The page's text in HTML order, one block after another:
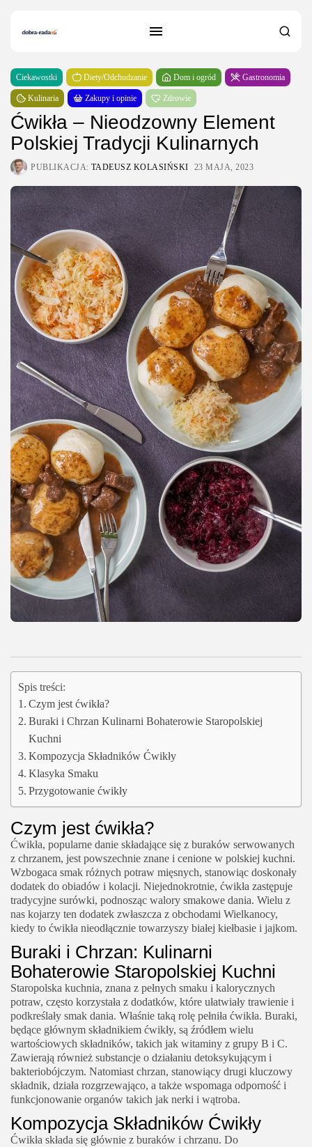
Ciekawostki Diety/Odchudzanie Dom i ogród Gastronomia
Kulinaria Zakupy i opinie Zdrowie
Ćwikła – Nieodzowny Element
Polskiej Tradycji Kulinarnych
PUBLIKACJA: TADEUSZ KOLASIŃSKI 23 MAJA, 2023
Spis treści:
Czym jest ćwikła?
Buraki i Chrzan Kulinarni Bohaterowie Staropolskiej
Kuchni
Kompozycja Składników Ćwikły
Klasyka Smaku
Przygotowanie ćwikły
Czym jest ćwikła?
Ćwikła, popularne danie składające się z buraków serwowanych
z chrzanem, jest powszechnie znane i cenione w polskiej kuchni.
Wzbogaca smak różnych potraw mięsnych, stanowiąc doskonały
dodatek do obiadów i kolacji. Niejednokrotnie, ćwikła zastępuje
tradycyjne surówki, podnosząc walory smakowe dania. Wielu z
nas kojarzy ten dodatek zwłaszcza z obchodami Wielkanocy,
kiedy to ćwikła nieodłącznie towarzyszy białej kiełbasie i jajkom.
Buraki i Chrzan: Kulinarni
Bohaterowie Staropolskiej Kuchni
Staropolska kuchnia, znana z pełnych smaku i kalorycznych
potraw, często korzystała z dodatków, które ułatwiały trawienie i
podkreślały smak dania. Właśnie taką rolę pełniła ćwikła. Buraki,
będące głównym składnikiem ćwikły, są źródłem wielu
wartościowych składników, takich jak witaminy z grupy B i C.
Zawierają również substancje o działaniu detoksykującym i
bakteriobójczym. Natomiast chrzan, stanowiący drugi kluczowy
składnik, działa rozgrzewająco, a także wspomaga odporność i
funkcjonowanie organów takich jak nerki i wątroba.
Kompozycja Składników Ćwikły
Ćwikła składa się głównie z buraków i chrzanu. Do